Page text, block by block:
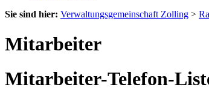
Sie sind hier: Verwaltungsgemeinschaft Zolling >
Mitarbeiter
Mitarbeiter-Telefon-